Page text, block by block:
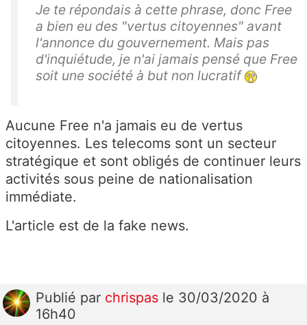
Je te répondais à cette phrase, donc Free
a bien eu des "vertus citoyennes" avant
l'annonce du gouvernement. Mais pas
d'inquiétude, je n'ai jamais pensé que Free
soit une société à but non lucratif
Aucune Free n'a jamais eu de vertus
citoyennes. Les telecoms sont un secteur
stratégique et sont obligés de continuer leurs
activités sous peine de nationalisation
immédiate.
L'article est de la fake news.
Publié par chrispas le 30/03/2020 à
16h40